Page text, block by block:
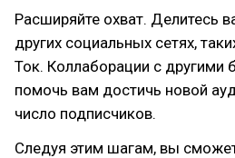
Расширяйте охват. Делитесь
других социальных сетях,
Ток. Коллаборации с другими
помочь вам достичь новой
число подписчиков.
Следуя этим шагам, вы